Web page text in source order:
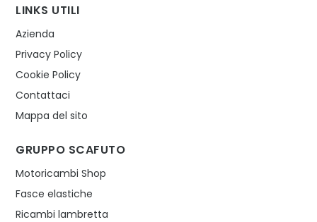
LINKS UTILI
Azienda
Privacy Policy
Cookie Policy
Contattaci
Mappa del sito
GRUPPO SCAFUTO
Motoricambi Shop
Fasce elastiche
Ricambi lambretta